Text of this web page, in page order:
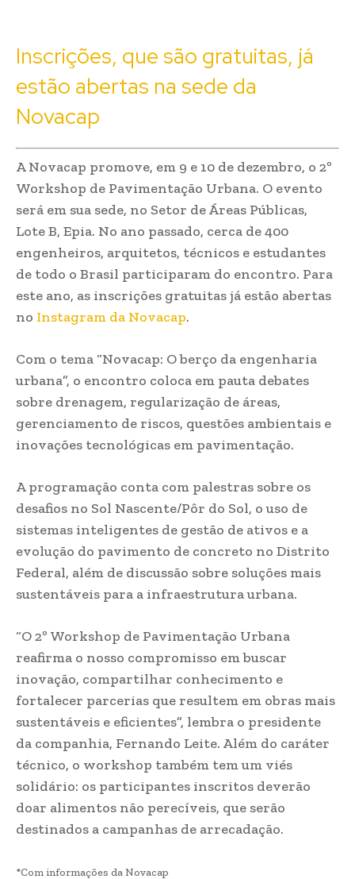
Inscrições, que são gratuitas, já
estão abertas na sede da
Novacap
A Novacap promove, em 9 e 10 de dezembro, o 2º
Workshop de Pavimentação Urbana. O evento
será em sua sede, no Setor de Áreas Públicas,
Lote B, Epia. No ano passado, cerca de 400
engenheiros, arquitetos, técnicos e estudantes
de todo o Brasil participaram do encontro. Para
este ano, as inscrições gratuitas já estão abertas
no Instagram da Novacap.
Com o tema “Novacap: O berço da engenharia
urbana”, o encontro coloca em pauta debates
sobre drenagem, regularização de áreas,
gerenciamento de riscos, questões ambientais e
inovações tecnológicas em pavimentação.
A programação conta com palestras sobre os
desafios no Sol Nascente/Pôr do Sol, o uso de
sistemas inteligentes de gestão de ativos e a
evolução do pavimento de concreto no Distrito
Federal, além de discussão sobre soluções mais
sustentáveis para a infraestrutura urbana.
“O 2º Workshop de Pavimentação Urbana
reafirma o nosso compromisso em buscar
inovação, compartilhar conhecimento e
fortalecer parcerias que resultem em obras mais
sustentáveis e eficientes”, lembra o presidente
da companhia, Fernando Leite. Além do caráter
técnico, o workshop também tem um viés
solidário: os participantes inscritos deverão
doar alimentos não perecíveis, que serão
destinados a campanhas de arrecadação.
*Com informações da Novacap